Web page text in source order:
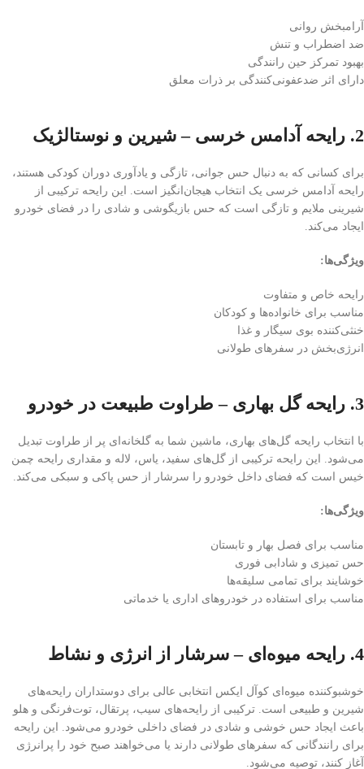
آرامبخش روانی
ضد اضطراب و تنش
بهبود تمرکز حین رانندگی
دارای اثر ضدعفونی‌کنندگی بر ذرات معلق
2. رایحه آدامس خرسی – شیرین و نوستالژیک
برای کسانی که به دنبال حس جوانی، تازگی و یادآوری دوران کودکی هستند،
رایحه آدامس خرسی یک انتخاب هیجان‌انگیز است. این رایحه ترکیبی از
شیرینی ملایم و تازگی است که حس بازیگوشی و شادی را در فضای خودرو
ایجاد می‌کند.
ویژگی‌ها:
رایحه خاص و متفاوت
مناسب برای خانواده‌ها و کودکان
خنثی‌کننده بوی سیگار و غذا
انرژی‌بخش در سفرهای طولانی
3. رایحه گل بهاری – طراوت طبیعت در خودرو
با انتخاب رایحه گل‌های بهاری، ماشین شما به گلخانه‌ای پر از طراوت تبدیل
می‌شود. این رایحه ترکیبی از گل‌های سفید، یاس، لاله و مقداری رایحه چمن
خیس است که فضای داخل خودرو را سرشار از حس پاکی و سبکی می‌کند.
ویژگی‌ها:
مناسب برای فصل بهار و تابستان
حس تمیزی و شادابی فوری
خوشایند برای تمامی سلیقه‌ها
مناسب برای استفاده در خودروهای اداری یا خدماتی
4. رایحه میوه‌ای – سرشار از انرژی و نشاط
خوشبوکننده میوه‌ای کوآل ایکس انتخابی عالی برای دوستداران رایحه‌های
شیرین و طبیعی است. ترکیبی از رایحه‌های سیب، پرتقال، توت‌فرنگی و هلو
باعث ایجاد حس خوشی و شادی در فضای داخلی خودرو می‌شود. این رایحه
برای رانندگانی که سفرهای طولانی دارند یا می‌خواهند صبح خود را پرانرژی
آغاز کنند، توصیه می‌شود.